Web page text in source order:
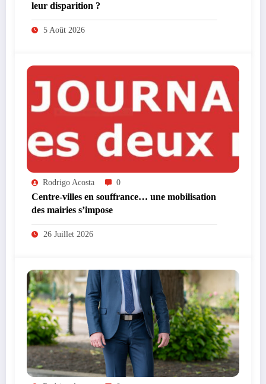
leur disparition ?
5 Août 2026
Rodrigo Acosta 0
Centre-villes en souffrance… une mobilisation
des mairies s’impose
26 Juillet 2026